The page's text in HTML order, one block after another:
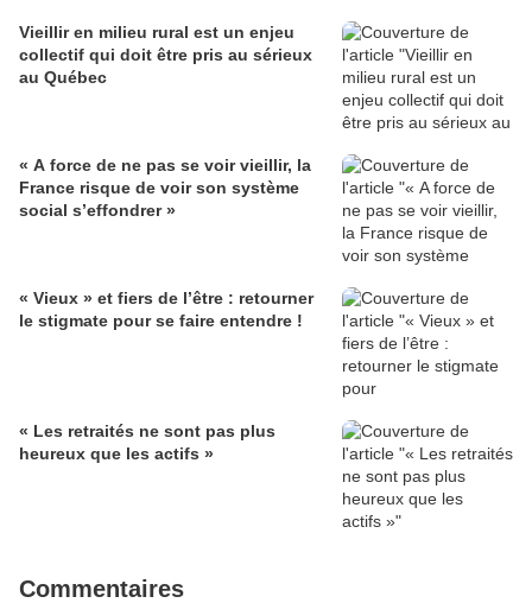
Vieillir en milieu rural est un enjeu
collectif qui doit être pris au sérieux
au Québec
« A force de ne pas se voir vieillir, la
France risque de voir son système
social s’effondrer »
« Vieux » et fiers de l’être : retourner
le stigmate pour se faire entendre !
« Les retraités ne sont pas plus
heureux que les actifs »
Commentaires